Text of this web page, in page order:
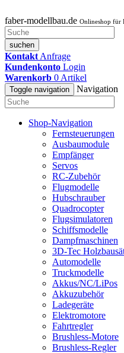
faber-modellbau.de Onlineshop für
suchen
Kontakt Anfrage
Kundenkonto Login
Warenkorb 0 Artikel
Toggle navigation Navigation
Shop-Navigation
Fernsteuerungen
Ausbaumodule
Empfänger
Servos
RC-Zubehör
Flugmodelle
Hubschrauber
Quadrocopter
Flugsimulatoren
Schiffsmodelle
Dampfmaschinen
3D-Tec
Automodelle
Truckmodelle
Akkus/NC/LiPos
Akkuzubehör
Ladegeräte
Elektromotore
Fahrtregler
Brushless-Motore
Brushless-Regler